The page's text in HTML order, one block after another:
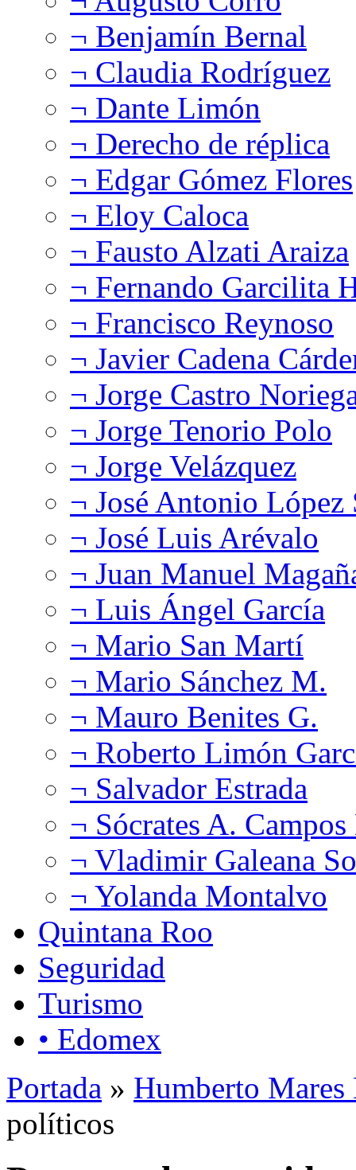
¬ Benjamín Bernal
¬ Claudia Rodríguez
¬ Dante Limón
¬ Derecho de réplica
¬ Edgar Gómez Flores
¬ Eloy Caloca
¬ Fausto Alzati Araiza
¬ Fernando Garcilita
¬ Francisco Reynoso
¬ Javier Cadena
¬ Jorge Castro
¬ Jorge Tenorio Polo
¬ Jorge Velázquez
¬ José Antonio López
¬ José Luis Arévalo
¬ Juan Manuel
¬ Luis Ángel García
¬ Mario San Martí
¬ Mario Sánchez M.
¬ Mauro Benites G.
¬ Roberto Limón
¬ Salvador Estrada
¬ Sócrates A.
¬ Vladimir Galeana
¬ Yolanda Montalvo
Quintana Roo
Seguridad
Turismo
• Edomex
Portada » Humberto Mares
políticos